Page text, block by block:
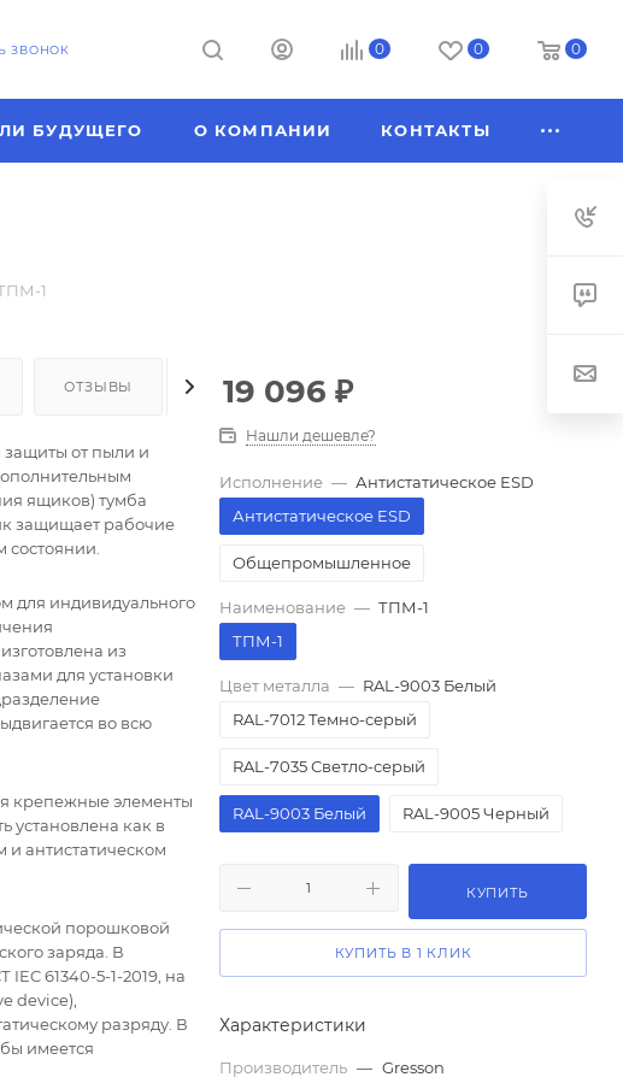
ЗВОНОК 0 0 0
БУДУЩЕГО О КОМПАНИИ КОНТАКТЫ
1
ОТЗЫВЫ КАК КУПИТЬ ДОСТАВКА
защиты от пыли и
ящиков) тумба
защищает рабочие
состоянии.
для индивидуального
из
для установки
во всю
крепежные элементы
установлена как в
и антистатическом
порошковой
заряда. В
61340-5-1-2019, на
device),
разряду. В
имеется
19 096 ₽
Нашли дешевле?
Исполнение — Антистатическое ESD
Антистатическое ESD
Общепромышленное
Наименование — ТПМ-1
ТПМ-1
Цвет металла — RAL-9003 Белый
RAL-7012 Темно-серый
RAL-7035 Светло-серый
RAL-9003 Белый RAL-9005 Черный
КУПИТЬ
КУПИТЬ В 1 КЛИК
Характеристики
Производитель — Gresson